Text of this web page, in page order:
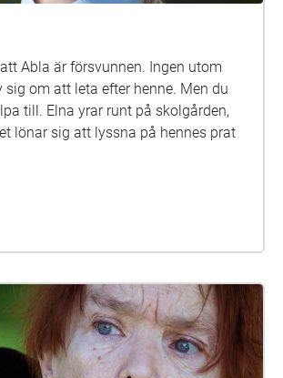
Abla är försvunnen. Ingen utom
sig om att leta efter henne. Men du
till. Elna yrar runt på skolgården,
lönar sig att lyssna på hennes prat